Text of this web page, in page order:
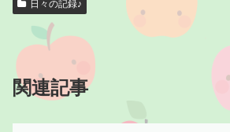
日々の記録♪
関連記事